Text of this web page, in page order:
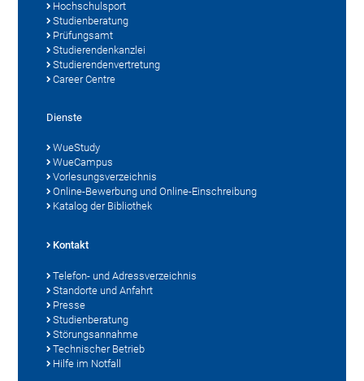
Hochschulsport
Studienberatung
Prüfungsamt
Studierendenkanzlei
Studierendenvertretung
Career Centre
Dienste
WueStudy
WueCampus
Vorlesungsverzeichnis
Online-Bewerbung und Online-Einschreibung
Katalog der Bibliothek
Kontakt
Telefon- und Adressverzeichnis
Standorte und Anfahrt
Presse
Studienberatung
Störungsannahme
Technischer Betrieb
Hilfe im Notfall